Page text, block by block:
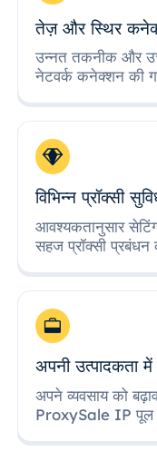
तेज़ और स्थिर
उन्नत तकनीक और
नेटवर्क कनेक्शन की
विभिन्न प्रॉक्सी
आवश्यकतानुसार
सहज प्रॉक्सी
अपनी उत्पादकता
अपने व्यवसाय को
ProxySale IP पूल